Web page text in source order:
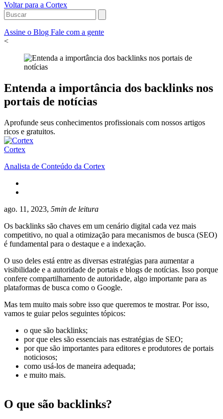
Voltar para a Cortex
Assine o Blog Fale com a gente
<
Entenda a importância dos backlinks nos
portais de notícias
Aprofunde seus conhecimentos profissionais com nossos artigos
ricos e gratuitos.
Cortex
Analista de Conteúdo da Cortex
ago. 11, 2023, 5min de leitura
Os backlinks são chaves em um cenário digital cada vez mais
competitivo, no qual a otimização para mecanismos de busca (SEO)
é fundamental para o destaque e a indexação.
O uso deles está entre as diversas estratégias para aumentar a
visibilidade e a autoridade de portais e blogs de notícias. Isso porque
confere compartilhamento de autoridade, algo importante para as
plataformas de busca como o Google.
Mas tem muito mais sobre isso que queremos te mostrar. Por isso,
vamos te guiar pelos seguintes tópicos:
o que são backlinks;
por que eles são essenciais nas estratégias de SEO;
por que são importantes para editores e produtores de portais
noticiosos;
como usá-los de maneira adequada;
e muito mais.
O que são backlinks?